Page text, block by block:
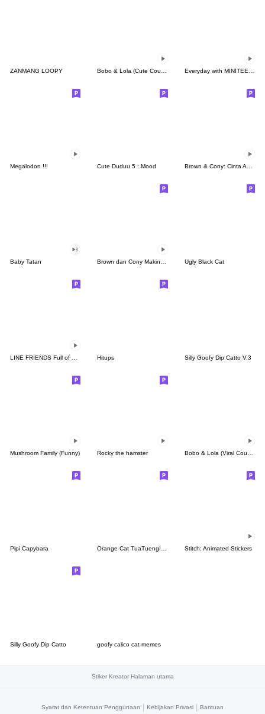
ZANMANG LOOPY
Megalodon !!! Cute Duduu 5 : Mood
Baby Tatan Brown dan Cony Makin Mesra Ugly Black Cat
Hitups Silly Goofy Dip Catto V.3
Mushroom Family (Funny) Rocky the hamster
Pipi Capybara Orange Cat TuaTueng! (ENG) Stitch: Animated Stickers
Silly Goofy Dip Catto goofy calico cat memes
Stiker Kreator Halaman utama
Syarat dan Ketentuan Penggunaan | Kebijakan Privasi | Bantuan